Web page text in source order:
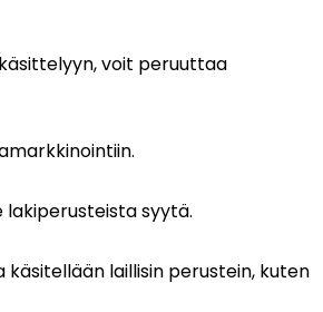
voit peruuttaa
lakiperusteista syytä.
laillisin perustein, kuten